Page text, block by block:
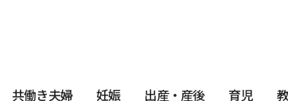
共働き夫婦 妊娠 出産・産後 育児